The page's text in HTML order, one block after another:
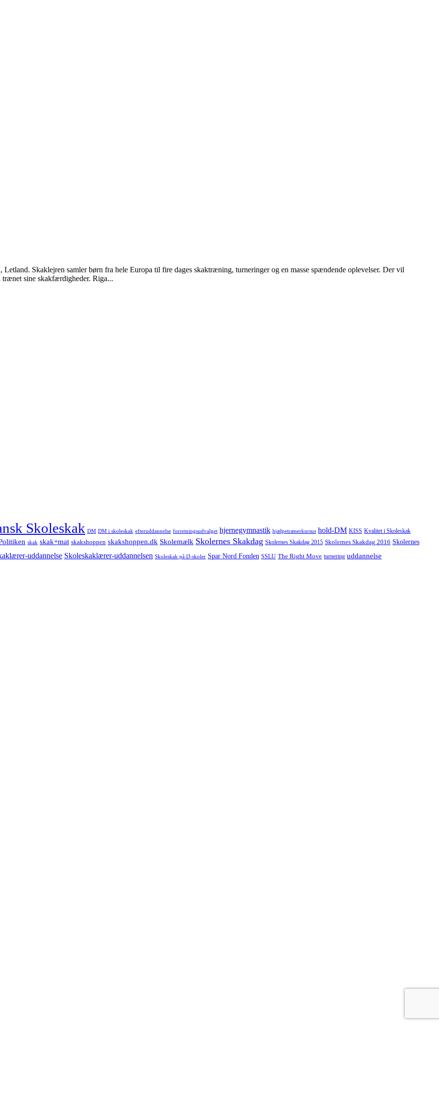
Letland. Skaklejren samler børn fra hele Europa til fire dages skaktræning, turneringer og en masse spændende oplevelser. Der vil
trænet sine skakfærdigheder. Riga...
Skoleskak DM DM i skoleskak efteruddannelse forretningsudvalget hjernegymnastik hjælpetrænerkursus hold-DM KISS Kvalitet i Skoleskak
skak skak+mat skakshoppen skakshoppen.dk Skolemælk Skolernes Skakdag Skolernes Skakdag 2015 Skolernes Skakdag 2016 Skolernes
uddannelse Skoleskaklærer-uddannelsen Skoleskak på Ø-skoler Spar Nord Fonden SSLU The Right Move turnering uddannelse